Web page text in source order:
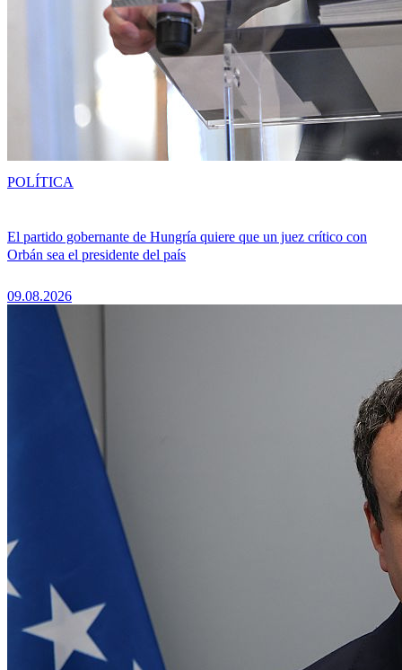
El partido gobernante de Hungría quiere que un juez crítico con
Orbán sea el presidente del país
09.08.2026
POLÍTICA